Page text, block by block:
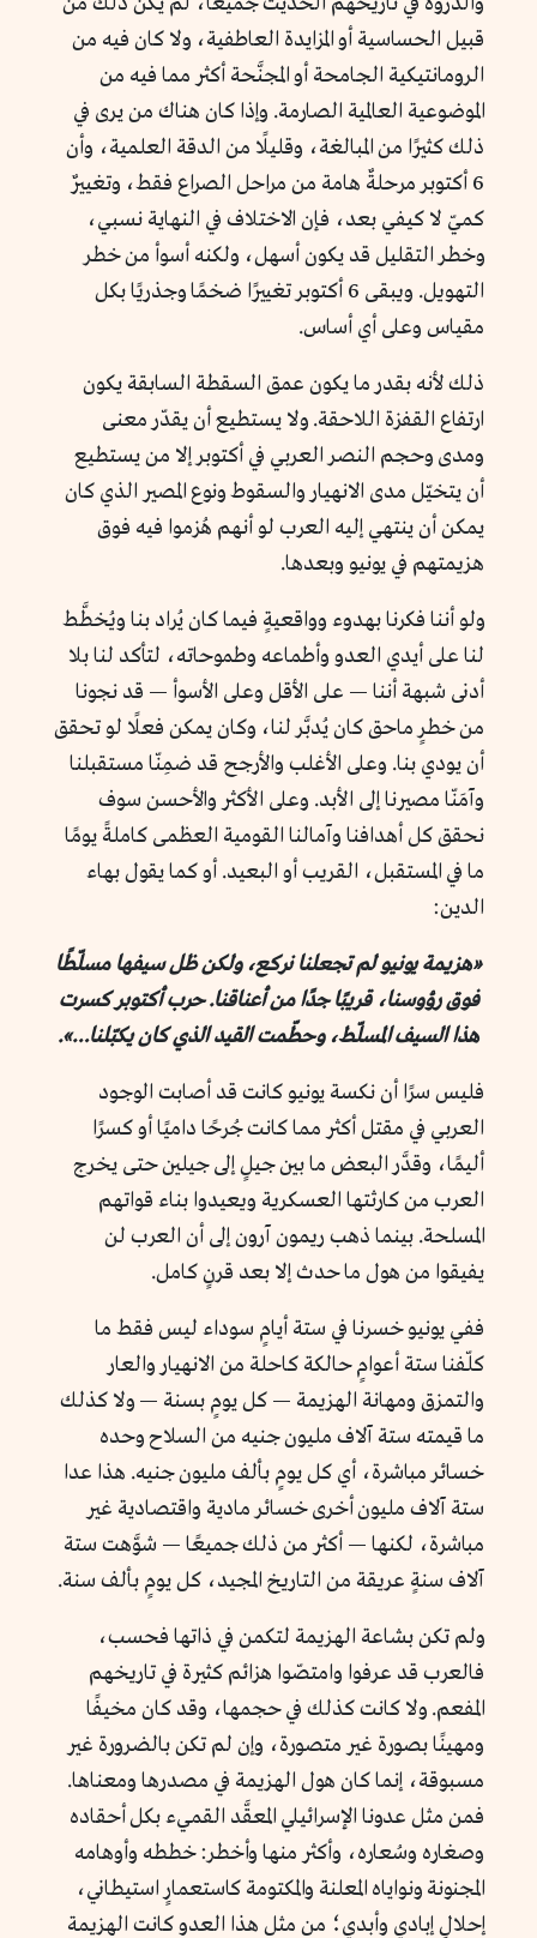
قبيل الحساسية أو المزايدة العاطفية، ولا كان فيه من
الرومانتيكية الجامحة أو المجنَّحة أكثر مما فيه من
الموضوعية العالمية الصارمة. وإذا كان هناك من يرى في
ذلك كثيرًا من المبالغة، وقليلًا من الدقة العلمية، وأن
6 أكتوبر مرحلةٌ هامة من مراحل الصراع فقط، وتغييرٌ
كميّ لا كيفي بعد، فإن الاختلاف في النهاية نسبي،
وخطر التقليل قد يكون أسهل، ولكنه أسوأ من خطر
التهويل. ويبقى 6 أكتوبر تغييرًا ضخمًا وجذريًا بكل
مقياس وعلى أي أساس.
ذلك لأنه بقدر ما يكون عمق السقطة السابقة يكون
ارتفاع القفزة اللاحقة. ولا يستطيع أن يقدّر معنى
ومدى وحجم النصر العربي في أكتوبر إلا من يستطيع
أن يتخيّل مدى الانهيار والسقوط ونوع المصير الذي كان
يمكن أن ينتهي إليه العرب لو أنهم هُزموا فيه فوق
هزيمتهم في يونيو وبعدها.
ولو أننا فكرنا بهدوء وواقعيةٍ فيما كان يُراد بنا ويُخطَّط
لنا على أيدي العدو وأطماعه وطموحاته، لتأكد لنا بلا
أدنى شبهة أننا — على الأقل وعلى الأسوأ — قد نجونا
من خطرٍ ماحق كان يُدبَّر لنا، وكان يمكن فعلًا لو تحقق
أن يودي بنا. وعلى الأغلب والأرجح قد ضمِنّا مستقبلنا
وآمَنّا مصيرنا إلى الأبد. وعلى الأكثر والأحسن سوف
نحقق كل أهدافنا وآمالنا القومية العظمى كاملةً يومًا
ما في المستقبل، القريب أو البعيد. أو كما يقول بهاء
الدين:
«هزيمة يونيو لم تجعلنا نركع، ولكن ظل سيفها مسلّطًا
فوق رؤوسنا، قريبًا جدًا من أعناقنا. حرب أكتوبر كسرت
هذا السيف المسلّط، وحطّمت القيد الذي كان يكبّلنا…».
فليس سرًا أن نكسة يونيو كانت قد أصابت الوجود
العربي في مقتل أكثر مما كانت جُرحًا داميًا أو كسرًا
أليمًا، وقدَّر البعض ما بين جيلٍ إلى جيلين حتى يخرج
العرب من كارثتها العسكرية ويعيدوا بناء قواتهم
المسلحة. بينما ذهب ريمون آرون إلى أن العرب لن
يفيقوا من هول ما حدث إلا بعد قرنٍ كامل.
ففي يونيو خسرنا في ستة أيامٍ سوداء ليس فقط ما
كلّفنا ستة أعوامٍ حالكة كاحلة من الانهيار والعار
والتمزق ومهانة الهزيمة — كل يومٍ بسنة — ولا كذلك
ما قيمته ستة آلاف مليون جنيه من السلاح وحده
خسائر مباشرة، أي كل يومٍ بألف مليون جنيه. هذا عدا
ستة آلاف مليون أخرى خسائر مادية واقتصادية غير
مباشرة، لكنها — أكثر من ذلك جميعًا — شوَّهت ستة
آلاف سنةٍ عريقة من التاريخ المجيد، كل يومٍ بألف سنة.
ولم تكن بشاعة الهزيمة لتكمن في ذاتها فحسب،
فالعرب قد عرفوا وامتصّوا هزائم كثيرة في تاريخهم
المفعم. ولا كانت كذلك في حجمها، وقد كان مخيفًا
ومهينًا بصورة غير متصورة، وإن لم تكن بالضرورة غير
مسبوقة، إنما كان هول الهزيمة في مصدرها ومعناها.
فمن مثل عدونا الإسرائيلي المعقَّد القميء بكل أحقاده
وصغاره وسُعاره، وأكثر منها وأخطر: خططه وأوهامه
المجنونة ونواياه المعلنة والمكتومة كاستعمارٍ استيطاني،
إحلالٍ إبادي وأبدي؛ من مثل هذا العدو كانت الهزيمة